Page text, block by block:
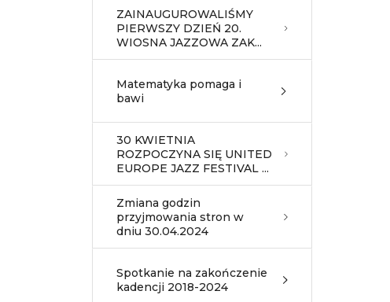
ZAINAUGUROWALIŚMY
PIERWSZY DZIEŃ 20.
WIOSNA JAZZOWA ZAK...
Matematyka pomaga i
bawi
30 KWIETNIA
ROZPOCZYNA SIĘ UNITED
EUROPE JAZZ FESTIVAL ...
Zmiana godzin
przyjmowania stron w
dniu 30.04.2024
Spotkanie na zakończenie
kadencji 2018-2024